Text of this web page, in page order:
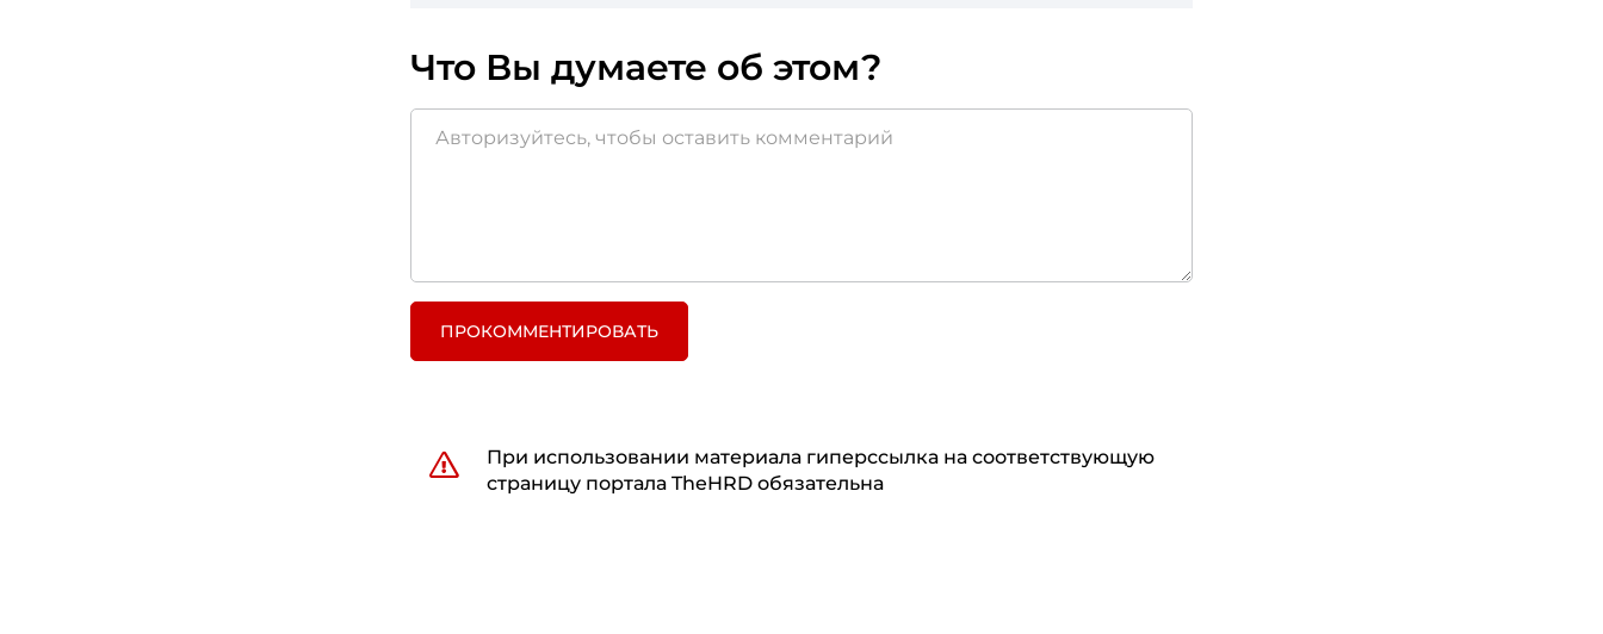
Что Вы думаете об этом?
ПРОКОММЕНТИРОВАТЬ
При использовании материала гиперссылка на соответствующую
страницу портала TheHRD обязательна